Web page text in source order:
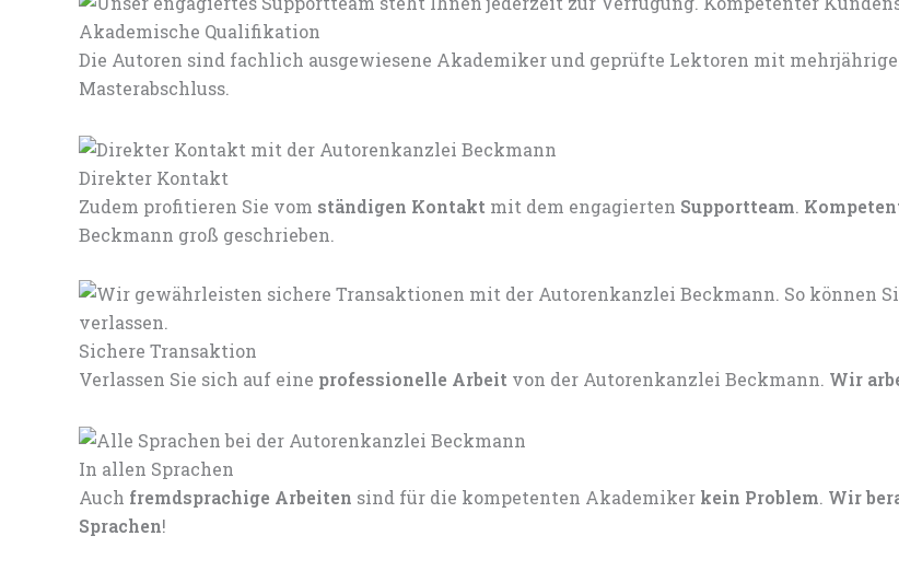
Akademische Qualifikation
Die Autoren sind fachlich ausgewiesene Akademiker und geprüfte Lektoren mit
Masterabschluss.
Direkter Kontakt
Zudem profitieren Sie vom ständigen Kontakt mit dem engagierten Supportteam.
Beckmann groß geschrieben.
Sichere Transaktion
Verlassen Sie sich auf eine professionelle Arbeit von der Autorenkanzlei Beckmann. Wir
In allen Sprachen
Auch fremdsprachige Arbeiten sind für die kompetenten Akademiker kein Problem. Wir
Sprachen!